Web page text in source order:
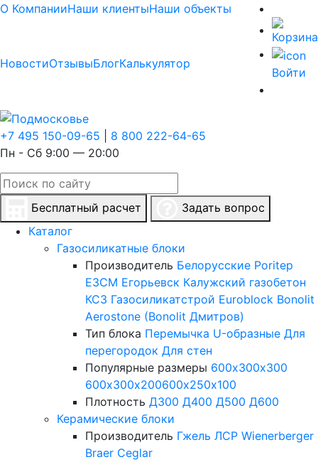
О КомпанииНаши клиентыНаши объекты
НовостиОтзывыБлогКалькулятор
Войти
+7 495 150-09-65
8 800 222-64-65
Пн - Сб 9:00 — 20:00
Бесплатный расчет
Задать вопрос
Каталог
Газосиликатные блоки
Производитель Белорусские Poritep
ЕЗСМ Егорьевск Калужский газобетон
КСЗ Газосиликатстрой Euroblock Bonolit
Aerostone (Bonolit Дмитров)
Тип блока Перемычка U-образные Для
перегородок Для стен
Популярные размеры 600х300х300
600х300х200600х250х100
Плотность Д300 Д400 Д500 Д600
Керамические блоки
Производитель Гжель ЛСР Wienerberger
Braer Ceglar